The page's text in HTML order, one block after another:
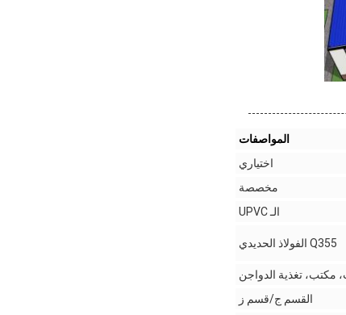
المواصفات
اختياري
مخصصة
الـ UPVC
Q355 الفولاذ الحديدي
تغذية الدواجن
القسم ج/قسم ز